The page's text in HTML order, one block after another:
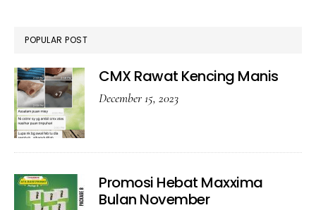
POPULAR POST
CMX Rawat Kencing Manis
December 15, 2023
Promosi Hebat Maxxima
Bulan November